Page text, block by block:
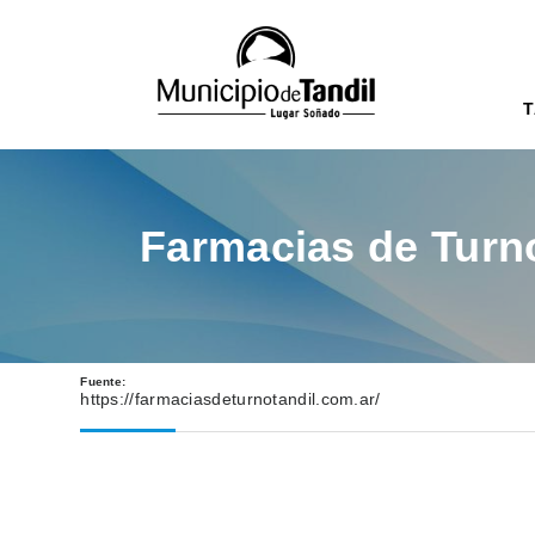
Farmacias de
Fuente:
https://farmaciasdeturnotandil.com.ar/